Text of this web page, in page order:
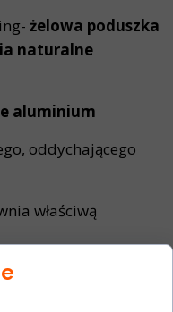
żelowa poduszka
naturalne
aluminium
oddychającego
właściwą